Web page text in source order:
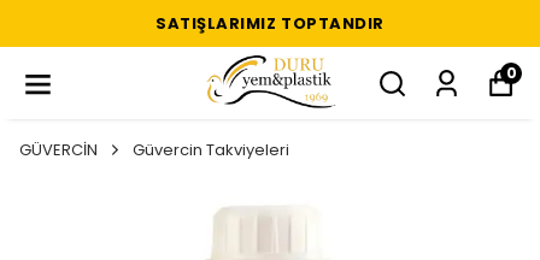
SATIŞLARIMIZ TOPTANDIR
0
GÜVERCİN Güvercin Takviyeleri